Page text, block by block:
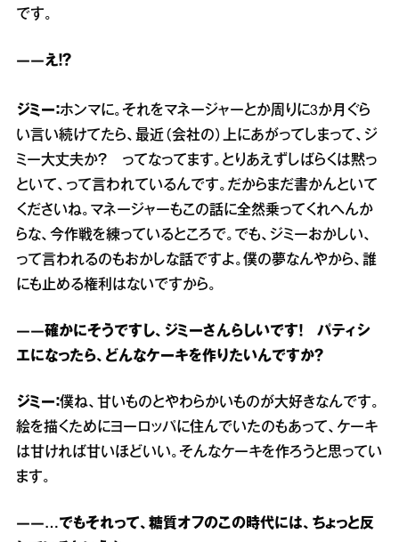
です。
――え！？
ジミー：ホンマに。それをマネージャーとか周りに3か月ぐら
い言い続けてたら、最近（会社の）上にあがってしまって、ジ
ミー大丈夫か？ ってなってます。とりあえずしばらくは黙っ
といて、って言われているんです。だからまだ書かんといて
くださいね。マネージャーもこの話に全然乗ってくれへんか
らな、今作戦を練っているところで。でも、ジミーおかしい、
って言われるのもおかしな話ですよ。僕の夢なんやから、誰
にも止める権利はないですから。
――確かにそうですし、ジミーさんらしいです！ パティシ
エになったら、どんなケーキを作りたいんですか？
ジミー：僕ね、甘いものとやわらかいものが大好きなんです。
絵を描くためにヨーロッパに住んでいたのもあって、ケーキ
は甘ければ甘いほどいい。そんなケーキを作ろうと思ってい
ます。
――…でもそれって、糖質オフのこの時代には、ちょっと反